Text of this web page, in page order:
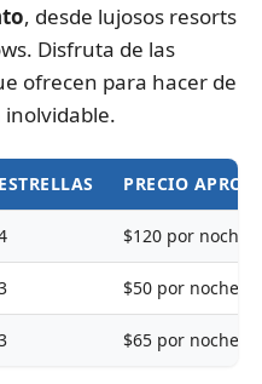
, desde lujosos resorts
Disfruta de las
ofrecen para hacer de
ESTRELLAS PRECIO
$120 por noche
$50 por noche
$65 por noche